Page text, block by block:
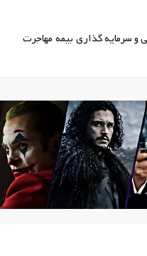
و سرمایه گذاری بیمه مهاجرت